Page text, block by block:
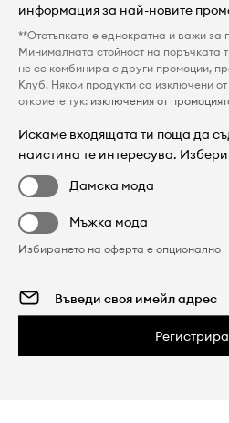
информация за най-новите
**Отстъпката е еднократна и важи за
Минималната стойност на поръчката
не се комбинира с други промоции,
Клуб. Някои продукти са изключени
откриете тук: изключения от
Искаме входящата ти поща да
наистина те интересува.
Дамска мода
Мъжка мода
Избирането на оферта е опционално